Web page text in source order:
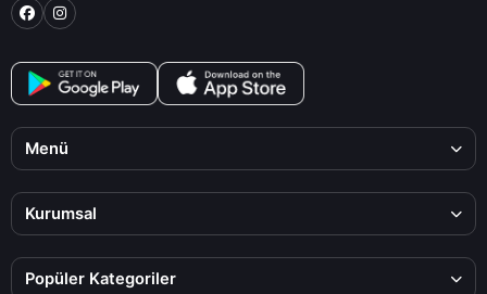
Menü
Kurumsal
Popüler Kategoriler